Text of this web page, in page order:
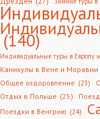
(140)
Индивидуальные туры в Европу
Каникулы в Вене и Моравии
Общее оздоровление (23)
Отдых в Польше (25)
Поездки в Венгрию (24)